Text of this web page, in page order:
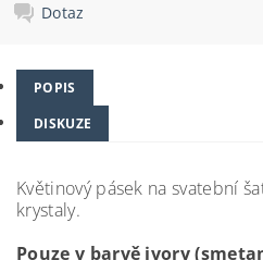
Dotaz
POPIS
DISKUZE
Květinový pásek na svatební
krystaly.
Pouze v barvě ivory